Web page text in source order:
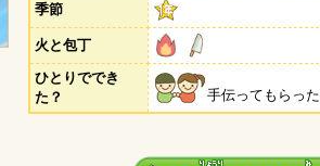
季節
火と包丁
ひとりででき
た？
手伝ってもらった